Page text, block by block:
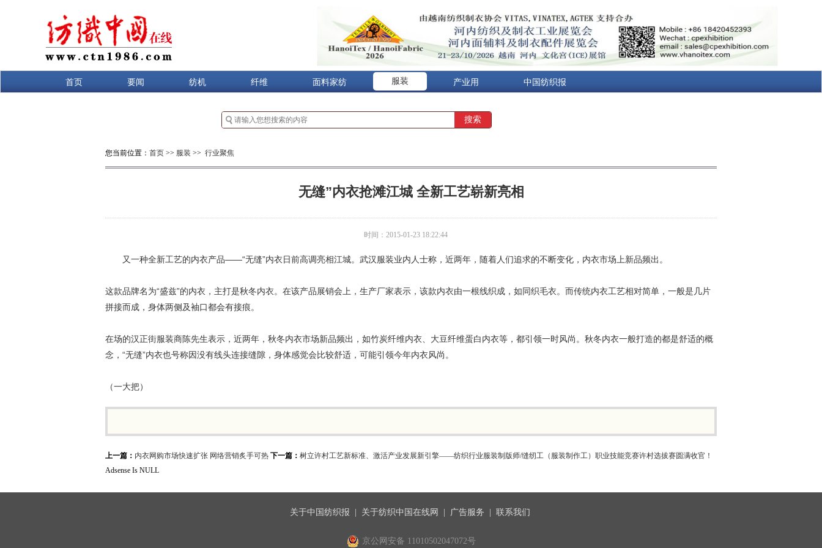
首页 要闻 纺机 纤维 面料家纺 服装 产业用 中国纺织报
您当前位置： 首页 >> 服装 >> 行业聚焦
无缝”内衣抢滩江城 全新工艺崭新亮相
时间：2015-01-23 18:22:44
又一种全新工艺的内衣产品——“无缝”内衣日前高调亮相江城。武汉服装业内人士称，近两年，随着人们追求的不断变化，内衣市场上新品频出。
这款品牌名为“盛兹”的内衣，主打是秋冬内衣。在该产品展销会上，生产厂家表示，该款内衣由一根线织成，如同织毛衣。而传统内衣工艺相对简单，一般是几片
拼接而成，身体两侧及袖口都会有接痕。
在场的汉正街服装商陈先生表示，近两年，秋冬内衣市场新品频出，如竹炭纤维内衣、大豆纤维蛋白内衣等，都引领一时风尚。秋冬内衣一般打造的都是舒适的概
念，“无缝”内衣也号称因没有线头连接缝隙，身体感觉会比较舒适，可能引领今年内衣风尚。
（一大把）
上一篇： 内衣网购市场快速扩张 网络营销炙手可热 下一篇： 树立许村工艺新标准、激活产业发展新引擎——纺织行业服装制版师/缝纫工（服装制作工）职业技能竞赛许村选拔赛圆满收官！
Adsense Is NULL
关于中国纺织报 关于纺织中国在线网 广告服务 联系我们
京公网安备 11010502047072号